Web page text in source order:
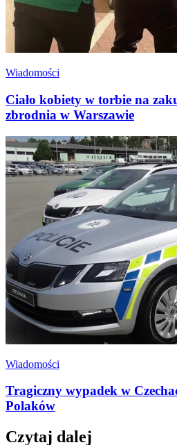
Wiadomości
Ciało kobiety w torbie na
zbrodnia w Warszawie
Wiadomości
Tragiczny wypadek w
Polaków
Czytaj dalej